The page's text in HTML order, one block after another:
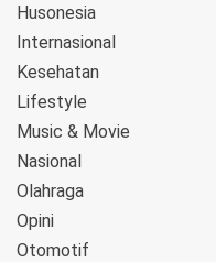
Husonesia
Internasional
Kesehatan
Lifestyle
Music & Movie
Nasional
Olahraga
Opini
Otomotif